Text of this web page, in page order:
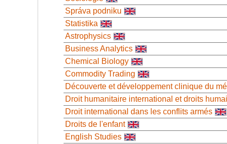
Správa podniku
Statistika
Astrophysics
Business Analytics
Chemical Biology
Commodity Trading
Découverte et développement clinique du
Droit humanitaire international et droits
Droit international dans les conflits armés
Droits de l'enfant
English Studies